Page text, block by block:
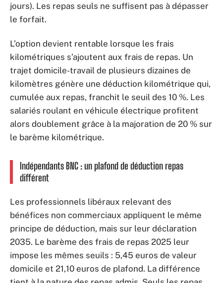
jours). Les repas seuls ne suffisent pas à dépasser
le forfait.
L’option devient rentable lorsque les frais
kilométriques s’ajoutent aux frais de repas. Un
trajet domicile-travail de plusieurs dizaines de
kilomètres génère une déduction kilométrique qui,
cumulée aux repas, franchit le seuil des 10 %. Les
salariés roulant en véhicule électrique profitent
alors doublement grâce à la majoration de 20 % sur
le barème kilométrique.
Indépendants BNC : un plafond de déduction repas
différent
Les professionnels libéraux relevant des
bénéfices non commerciaux appliquent le même
principe de déduction, mais sur leur déclaration
2035. Le barème des frais de repas 2025 leur
impose les mêmes seuils : 5,45 euros de valeur
domicile et 21,10 euros de plafond. La différence